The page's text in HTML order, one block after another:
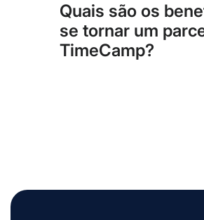
Quais são os
se tornar um
TimeCamp?